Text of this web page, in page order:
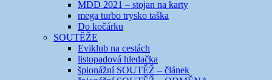
MDD 2021 – stojan na karty
mega turbo trysko taška
Do kočárku
SOUTĚŽE
Eviklub na cestách
listopadová hledačka
špionážní SOUTĚŽ – článek